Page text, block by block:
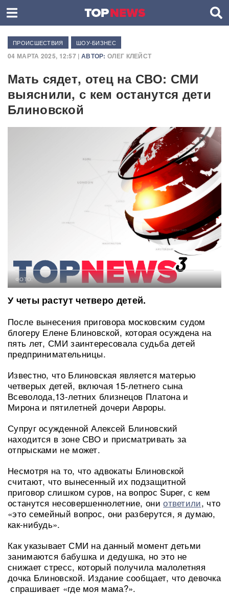
ПРОИСШЕСТВИЯ ШОУ-БИЗНЕС
04 МАРТА 2025, 12:57 | АВТОР: ОЛЕГ КЛЕЙСТ
Мать сядет, отец на СВО: СМИ
выяснили, с кем останутся дети
Блиновской
ФОТО:
У четы растут четверо детей.
После вынесения приговора московским судом
блогеру Елене Блиновской, которая осуждена на
пять лет, СМИ заинтересовала судьба детей
предпринимательницы.
Известно, что Блиновская является матерью
четверых детей, включая 15-летнего сына
Всеволода,13-летних близнецов Платона и
Мирона и пятилетней дочери Авроры.
Супруг осужденной Алексей Блиновский
находится в зоне СВО и присматривать за
отпрысками не может.
Несмотря на то, что адвокаты Блиновской
считают, что вынесенный их подзащитной
приговор слишком суров, на вопрос Super, с кем
останутся несовершеннолетние, ониответили, что
«это семейный вопрос, они разберутся, я думаю,
как-нибудь».
Как указывает СМИ на данный момент детьми
занимаются бабушка и дедушка, но это не
снижает стресс, который получила малолетняя
дочка Блиновской. Издание сообщает, что девочка
спрашивает «где моя мама?».